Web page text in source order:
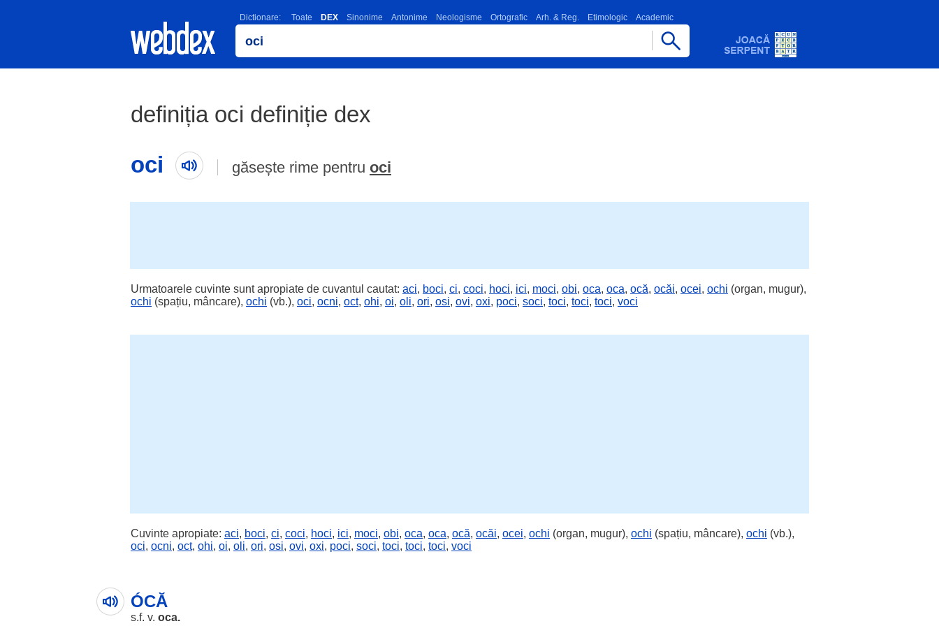
Dictionare: Toate DEX Sinonime Antonime Neologisme Ortografic Arh. & Reg. Etimologic Academic
definiția oci definiție dex
oci
găsește rime pentru oci
Urmatoarele cuvinte sunt apropiate de cuvantul cautat: aci, boci, ci, coci, hoci, ici, moci, obi, oca, oca, ocă, ocăi, ocei, ochi (organ, mugur),
ochi (spațiu, mâncare), ochi (vb.), oci, ocni, oct, ohi, oi, oli, ori, osi, ovi, oxi, poci, soci, toci, toci, toci, voci
Cuvinte apropiate: aci, boci, ci, coci, hoci, ici, moci, obi, oca, oca, ocă, ocăi, ocei, ochi (organ, mugur), ochi (spațiu, mâncare), ochi (vb.),
oci, ocni, oct, ohi, oi, oli, ori, osi, ovi, oxi, poci, soci, toci, toci, toci, voci
ÓCĂ
s.f. v. oca.